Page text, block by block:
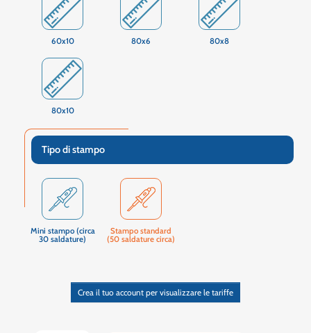
60x10 80x6 80x8
80x10
Tipo di stampo
Mini stampo (circa
30 saldature)
Stampo standard
(50 saldature circa)
Crea il tuo account per visualizzare le tariffe